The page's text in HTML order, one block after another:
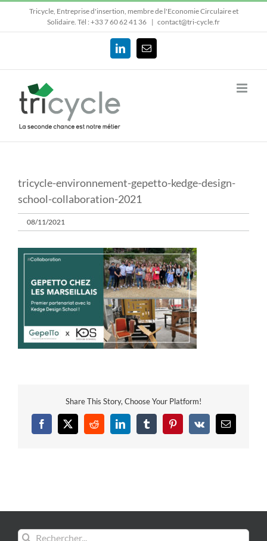
contenu
Tricycle, Entreprise d'insertion, membre de l'Economie Circulaire et
Solidaire. Tél : +33 7 60 62 41 36 | contact@tri-cycle.fr
LinkedInEmail
tricycle-environnement-gepetto-kedge-design-
school-collaboration-2021
08/11/2021
Share This Story, Choose Your Platform!
Facebook
X RedditLinkedInTumblrPinterest
Vk Email
Rechercher: